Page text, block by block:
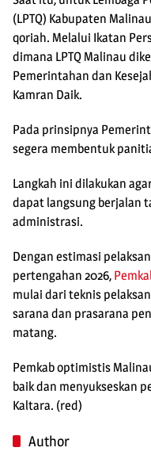
(LPTQ) Kabupaten
qoriah. Melalui Ikatan
dimana LPTQ Malinau
Pemerintahan dan
Kamran Daik.
Pada prinsipnya
segera membentuk
Langkah ini dilakukan
dapat langsung berjalan
administrasi.
Dengan estimasi
pertengahan 2026,
mulai dari teknis
sarana dan prasarana
matang.
Pemkab optimistis
baik dan menyukseskan
Kaltara. (red)
Author